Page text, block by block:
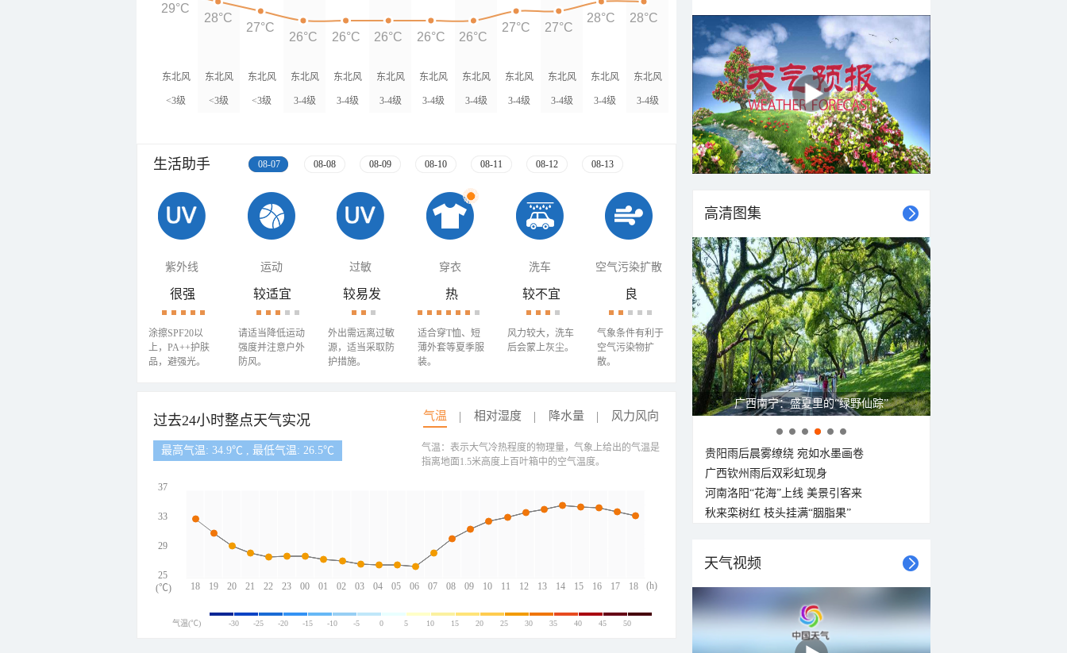
东北风
<3级
东北风
<3级
东北风
<3级
东北风
3-4级
东北风
3-4级
东北风
3-4级
东北风
3-4级
东北风
3-4级
东北风
3-4级
东北风
3-4级
东北风
3-4级
东北风
3-4级
29°C
28°C
27°C
26°C 26°C 26°C 26°C 26°C
27°C 27°C
28°C 28°C
生活助手 08-07 08-08 08-09 08-10 08-11 08-12 08-13
紫外线 运动 过敏 穿衣 洗车 空气污染扩散
很强
涂擦SPF20以
上，PA++护肤
品，避强光。
较适宜
请适当降低运动
强度并注意户外
防风。
较易发
外出需远离过敏
源，适当采取防
护措施。
热
适合穿T恤、短
薄外套等夏季服
装。
较不宜
风力较大，洗车
后会蒙上灰尘。
良
气象条件有利于
空气污染物扩
散。
过去24小时整点天气实况 气温 相对湿度 降水量 风力风向
最高气温: 34.9℃ , 最低气温: 26.5℃
18 19 20 21 22 23 00 01 02 03 04 05 06 07 08 09 10 11 12 13 14 15 16 17 18
37
33
29
25
(h)
(℃)
气温：表示大气冷热程度的物理量，气象上给出的气温是
指离地面1.5米高度上百叶箱中的空气温度。
气温(℃) -30 -25 -20 -15 -10 -5 0 5 10 15 20 25 30 35 40 45 50
高清图集
广西南宁：盛夏里的“绿野仙踪”
贵阳雨后晨雾缭绕 宛如水墨画卷
广西钦州雨后双彩虹现身
河南洛阳“花海”上线 美景引客来
秋来栾树红 枝头挂满“胭脂果”
天气视频